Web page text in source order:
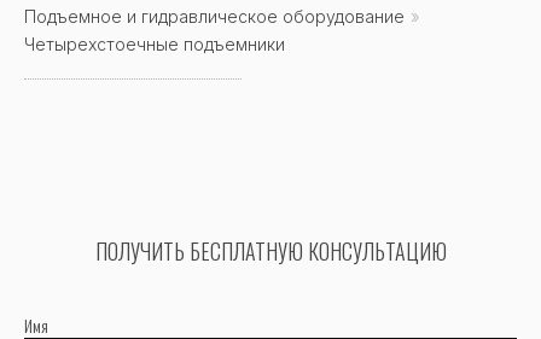
Подъемное и гидравлическое оборудование »
Четырехстоечные подъемники
ПОЛУЧИТЬ БЕСПЛАТНУЮ КОНСУЛЬТАЦИЮ
Имя